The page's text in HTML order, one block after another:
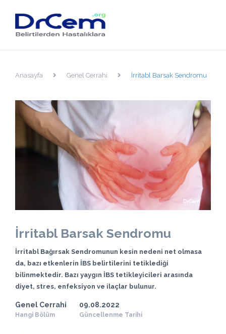
Anasayfa Genel Cerrahi İrritabl Barsak Sendromu
İrritabl Barsak Sendromu
İrritabl Bağırsak Sendromunun kesin nedeni net olmasa
da, bazı etkenlerin İBS belirtilerini tetiklediği
bilinmektedir. Bazı yaygın İBS tetikleyicileri arasında
diyet, stres, enfeksiyon ve ilaçlar bulunur.
Genel Cerrahi
Hangi Bölüm
09.08.2022
Güncellenme Tarihi